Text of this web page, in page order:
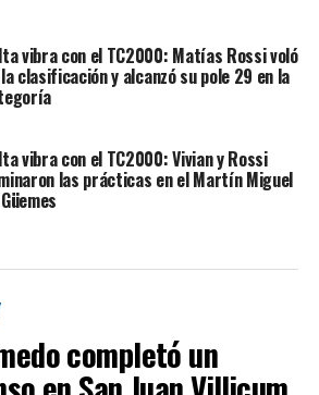
no fue solo una mención
de memoria deportiva para
de un piloto que, con apenas 23
señales claras de grandeza. Su
a la velocidad, a la humildad, al
jornada inolvidable en “El
su última victoria antes de la
Vuyovich representa también una
deporte salteño. Surgido desde el
vibra con el TC2000: Matías Rossi voló
clasificación y alcanzó su pole 29 en la
vibra con el TC2000: Vivian y Rossi
las prácticas en el Martín Miguel
completó un